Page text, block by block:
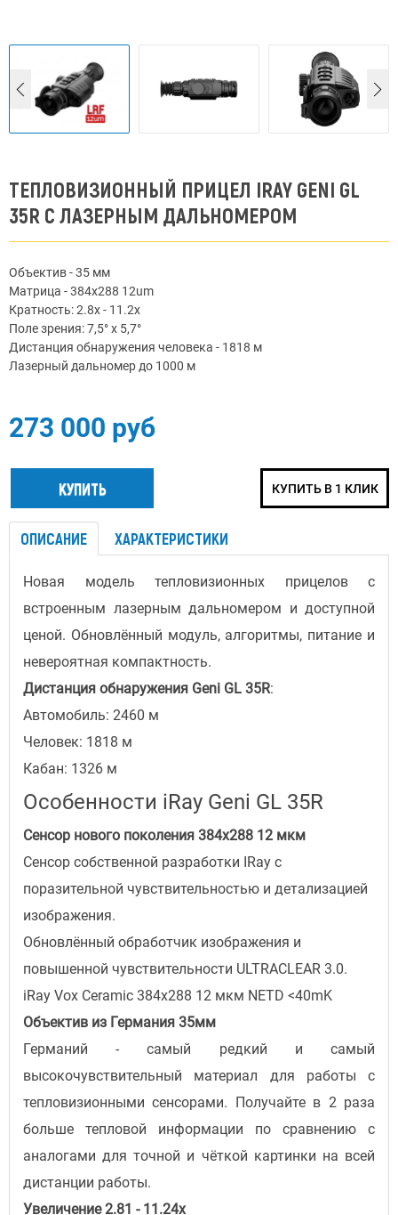
ТЕПЛОВИЗИОННЫЙ ПРИЦЕЛ IRAY GENI GL
35R С ЛАЗЕРНЫМ ДАЛЬНОМЕРОМ
Объектив - 35 мм
Матрица - 384x288 12um
Кратность: 2.8x - 11.2x
Поле зрения: 7,5° x 5,7°
Дистанция обнаружения человека - 1818 м
Лазерный дальномер до 1000 м
273 000 руб
КУПИТЬ В 1 КЛИК
ОПИСАНИЕ ХАРАКТЕРИСТИКИ
Новая модель тепловизионных прицелов с
встроенным лазерным дальномером и доступной
ценой. Обновлённый модуль, алгоритмы, питание и
невероятная компактность.
Дистанция обнаружения Geni GL 35R:
Автомобиль: 2460 м
Человек: 1818 м
Кабан: 1326 м
Особенности iRay Geni GL 35R
Сенсор нового поколения 384x288 12 мкм
Сенсор собственной разработки IRay с
поразительной чувствительностью и детализацией
изображения.
Обновлённый обработчик изображения и
повышенной чувствительности ULTRACLEAR 3.0.
iRay Vox Ceramic 384x288 12 мкм NETD <40mK
Объектив из Германия 35мм
Германий - самый редкий и самый
высокочувствительный материал для работы с
тепловизионными сенсорами. Получайте в 2 раза
больше тепловой информации по сравнению с
аналогами для точной и чёткой картинки на всей
дистанции работы.
Увеличение 2.81 - 11.24x